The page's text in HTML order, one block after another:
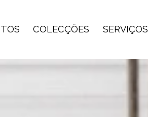
COLECÇÕES SERVIÇOS